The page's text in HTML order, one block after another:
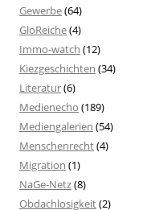
Gewerbe(64)
GloReiche(4)
Immo-watch (12)
Kiezgeschichten (34)
Literatur(6)
Medienecho (189)
Mediengalerien (54)
Menschenrecht(4)
Migration (1)
NaGe-Netz(8)
Obdachlosigkeit(2)